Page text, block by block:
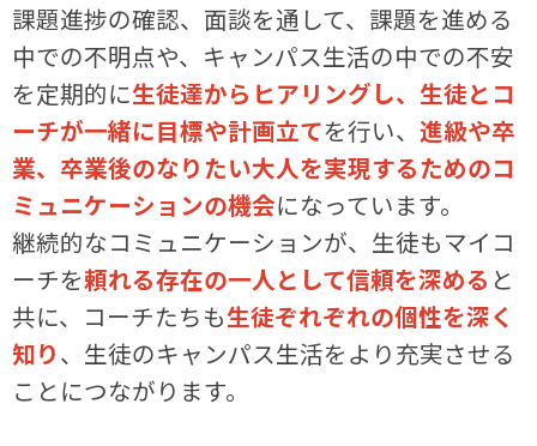
課題進捗の確認、面談を通して、課題を進める
中での不明点や、キャンパス生活の中での不安
を定期的に生徒達からヒアリングし、生徒とコ
ーチが一緒に目標や計画立てを行い、進級や卒
業、卒業後のなりたい大人を実現するためのコ
ミュニケーションの機会になっています。
継続的なコミュニケーションが、生徒もマイコ
ーチを頼れる存在の一人として信頼を深める と
共に、コーチたちも生徒ぞれぞれの個性を深く
知り、生徒のキャンパス生活をより充実させる
ことにつながります。